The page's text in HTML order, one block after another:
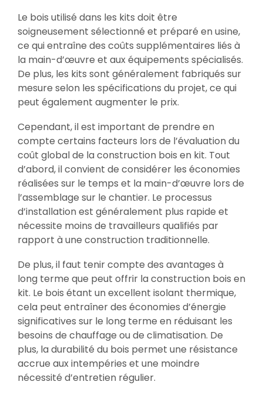
Le bois utilisé dans les kits doit être
soigneusement sélectionné et préparé en usine,
ce qui entraîne des coûts supplémentaires liés à
la main-d’œuvre et aux équipements spécialisés.
De plus, les kits sont généralement fabriqués sur
mesure selon les spécifications du projet, ce qui
peut également augmenter le prix.
Cependant, il est important de prendre en
compte certains facteurs lors de l’évaluation du
coût global de la construction bois en kit. Tout
d’abord, il convient de considérer les économies
réalisées sur le temps et la main-d’œuvre lors de
l’assemblage sur le chantier. Le processus
d’installation est généralement plus rapide et
nécessite moins de travailleurs qualifiés par
rapport à une construction traditionnelle.
De plus, il faut tenir compte des avantages à
long terme que peut offrir la construction bois en
kit. Le bois étant un excellent isolant thermique,
cela peut entraîner des économies d’énergie
significatives sur le long terme en réduisant les
besoins de chauffage ou de climatisation. De
plus, la durabilité du bois permet une résistance
accrue aux intempéries et une moindre
nécessité d’entretien régulier.